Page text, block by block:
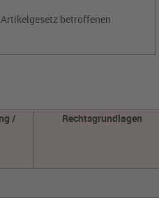
betroffenen
/
Rechtsgrundlagen